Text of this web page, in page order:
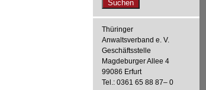
Thüringer
Anwaltsverband e. V.
Geschäftsstelle
Magdeburger Allee 4
99086 Erfurt
Tel.: 0361 65 88 87– 0